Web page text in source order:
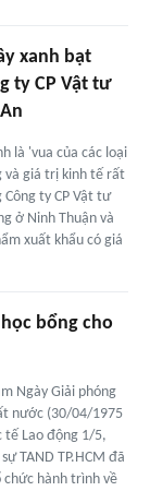
xanh bạt
ty CP Vật tư
là 'vua của các loại
và giá trị kinh tế rất
ty CP Vật tư
ở Ninh Thuận và
xuất khẩu có giá
học bổng cho
Ngày Giải phóng
nước (30/04/1975
tế Lao động 1/5,
TAND TP.HCM đã
hành trình về